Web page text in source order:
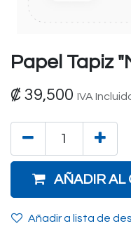
Papel Tapiz
₡ 39,500 IVA
AÑADIR AL
Añadir a lista de